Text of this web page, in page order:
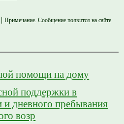
Примечание. Сообщение появится на сайте
помощи на дому
поддержки в
и дневного пребывания
возр